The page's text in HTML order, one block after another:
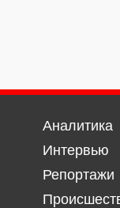
Аналитика
Интервью
Репортажи